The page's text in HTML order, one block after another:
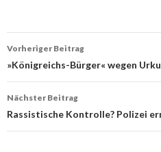
Beitrags-
Navigation
Vorheriger Beitrag
»Königreichs-Bürger« wegen
Nächster Beitrag
Rassistische Kontrolle? Polizei